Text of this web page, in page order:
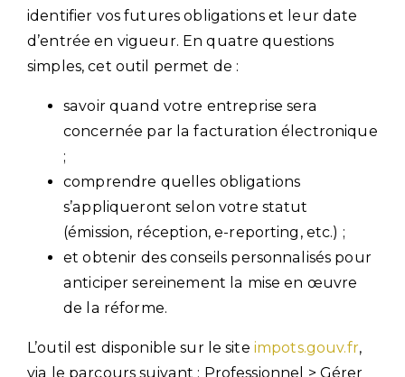
identifier vos futures obligations et leur date
d’entrée en vigueur. En quatre questions
simples, cet outil permet de :
savoir quand votre entreprise sera
concernée par la facturation électronique
;
comprendre quelles obligations
s’appliqueront selon votre statut
(émission, réception, e-reporting, etc.) ;
et obtenir des conseils personnalisés pour
anticiper sereinement la mise en œuvre
de la réforme.
L’outil est disponible sur le site impots.gouv.fr,
via le parcours suivant : Professionnel > Gérer